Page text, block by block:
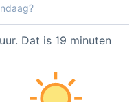
Dat is 19 minuten